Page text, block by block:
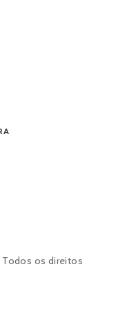
os direitos